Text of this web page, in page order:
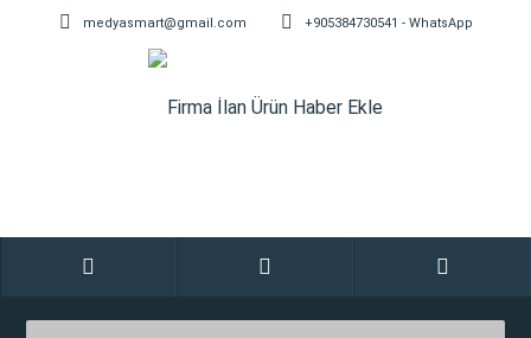
medyasmart@gmail.com +905384730541 - WhatsApp